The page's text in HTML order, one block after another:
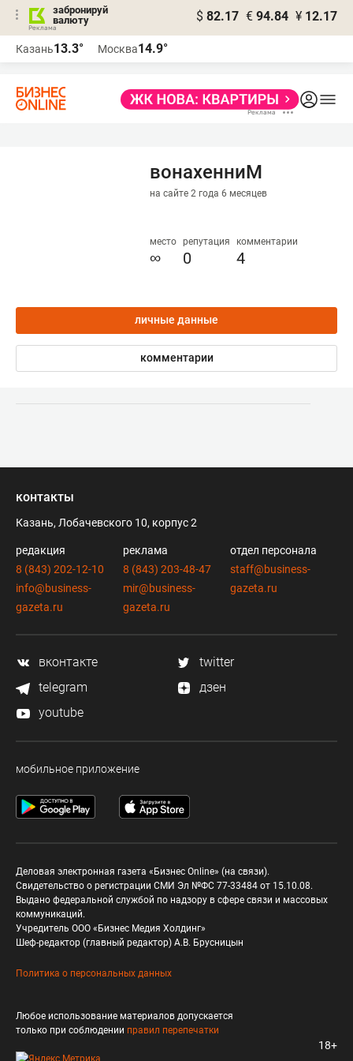
забронируй
валюту
$ 82.17 € 94.84 ¥ 12.17
Казань13.3° Москва14.9°
вонахенниМ
на сайте 2 года 6 месяцев
место
∞
репутация
0
комментарии
4
личные данные
комментарии
контакты
Казань, Лобачевского 10, корпус 2
редакция
8 (843) 202-12-10
info@business-
gazeta.ru
реклама
8 (843) 203-48-47
mir@business-
gazeta.ru
отдел персонала
staff@business-
gazeta.ru
вконтакте
twitter
telegram
дзен
youtube
мобильное приложение
Деловая электронная газета «Бизнес Online» (на связи).
Свидетельство о регистрации СМИ Эл №ФС 77-33484 от 15.10.08.
Выдано федеральной службой по надзору в сфере связи и массовых
коммуникаций.
Учредитель ООО «Бизнес Медия Холдинг»
Шеф-редактор (главный редактор) А.В. Брусницын
Политика о персональных данных
Любое использование материалов допускается
только при соблюдении правил перепечатки
18+